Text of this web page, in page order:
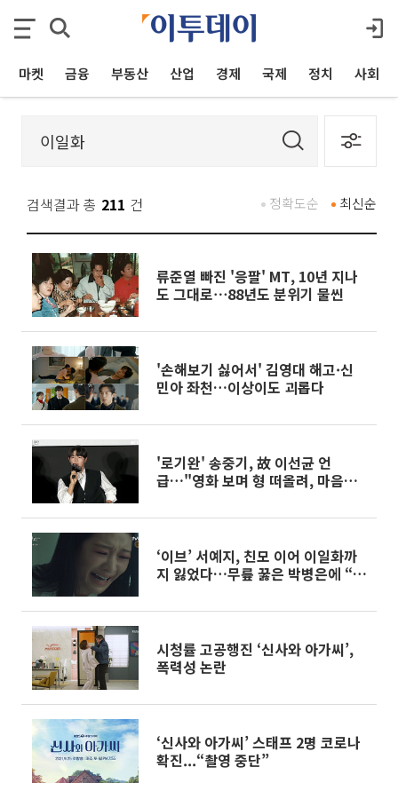
마켓 금융 부동산 산업 경제 국제 정치 사회
검색결과 총 211 건 최신순
정확도순
류준열 빠진 '응팔' MT, 10년 지나
도 그대로⋯88년도 분위기 물씬
'손해보기 싫어서' 김영대 해고·신
민아 좌천…이상이도 괴롭다
'로기완' 송중기, 故 이선균 언
급…"영화 보며 형 떠올려, 마음으
‘이브’ 서예지, 친모 이어 이일화까
지 잃었다…무릎 꿇은 박병은에 “다
시청률 고공행진 ‘신사와 아가씨’,
폭력성 논란
‘신사와 아가씨’ 스태프 2명 코로나
확진...“촬영 중단”